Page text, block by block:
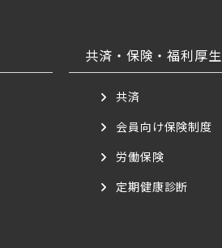
共済・保険・福利厚生
共済
会員向け保険制度
労働保険
定期健康診断